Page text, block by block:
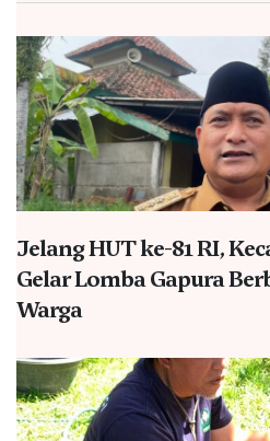
Jelang HUT ke-81 RI,
Gelar Lomba Gapura
Warga